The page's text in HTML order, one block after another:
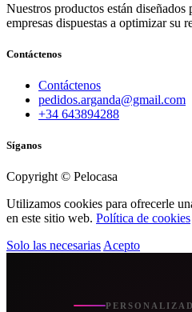
Nuestros productos están diseñados
empresas dispuestas a optimizar su
Contáctenos
Contáctenos
pedidos.arganda@gmail.com
+34 643894288
Síganos
Copyright © Pelocasa
Utilizamos cookies para ofrecerle
en este sitio web. Política de cookies
Solo las necesarias Acepto